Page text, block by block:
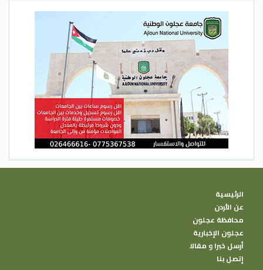
الرئيسية
عن الأردن
محافظة عجلون
عجلون الإخبارية
أرسل خبرا و مقالا
إتصل بنا